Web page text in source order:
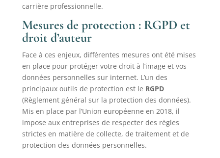
carrière professionnelle.
Mesures de protection : RGPD et
droit d’auteur
Face à ces enjeux, différentes mesures ont été mises
en place pour protéger votre droit à l’image et vos
données personnelles sur internet. L’un des
principaux outils de protection est le RGPD
(Règlement général sur la protection des données).
Mis en place par l’Union européenne en 2018, il
impose aux entreprises de respecter des règles
strictes en matière de collecte, de traitement et de
protection des données personnelles.